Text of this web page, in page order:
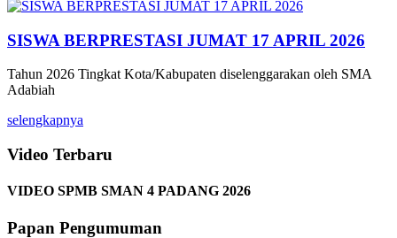
SISWA BERPRESTASI JUMAT 17 APRIL 2026
Tahun 2026 Tingkat Kota/Kabupaten diselenggarakan oleh SMA
Adabiah
selengkapnya
Video Terbaru
VIDEO SPMB SMAN 4 PADANG 2026
Papan Pengumuman